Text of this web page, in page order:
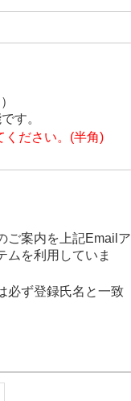
す。
ださい。(半角)
ご案内を上記Emailア
ムを利用していま
必ず登録氏名と一致